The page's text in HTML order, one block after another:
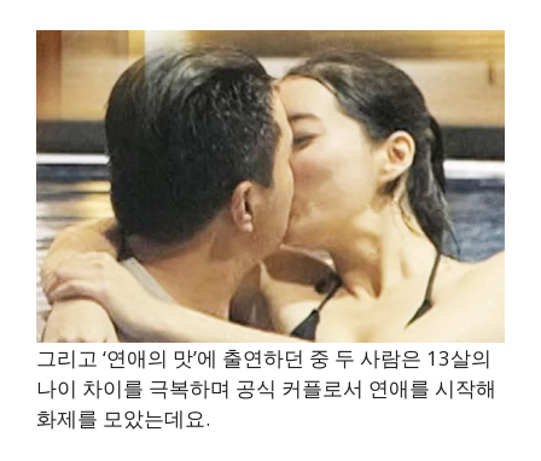
그리고 ‘연애의 맛’에 출연하던 중 두 사람은 13살의
나이 차이를 극복하며 공식 커플로서 연애를 시작해
화제를 모았는데요.